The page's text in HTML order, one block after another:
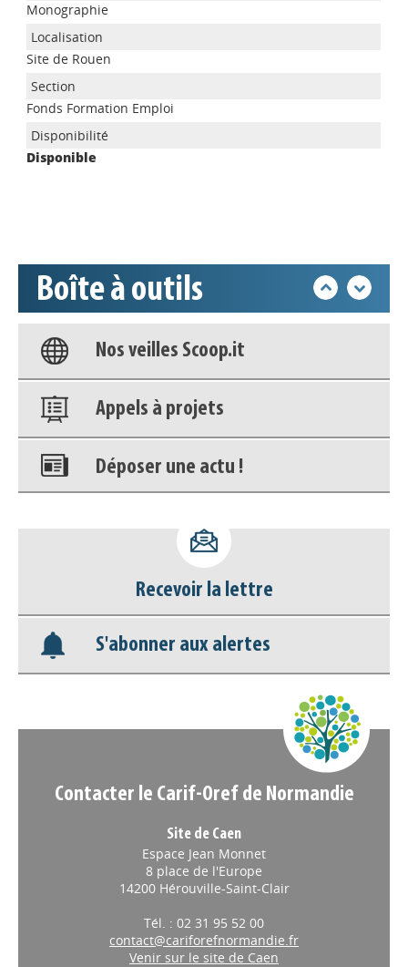
Monographie
Site de Rouen
Fonds Formation Emploi
Disponible
Boîte à outils
Appels à projets
Base documentaire
Nos veilles Scoop.it
Appels à projets
Déposer une actu !
déconnecter)
Base documentaire
Nos veilles Scoop.it
Recevoir la lettre
S'abonner aux alertes
Contacter le Carif-Oref de Normandie
Site de Caen
Espace Jean Monnet
8 place de l'Europe
14200 Hérouville-Saint-Clair
Tél. : 02 31 95 52 00
contact@cariforefnormandie.fr
Venir sur le site de Caen